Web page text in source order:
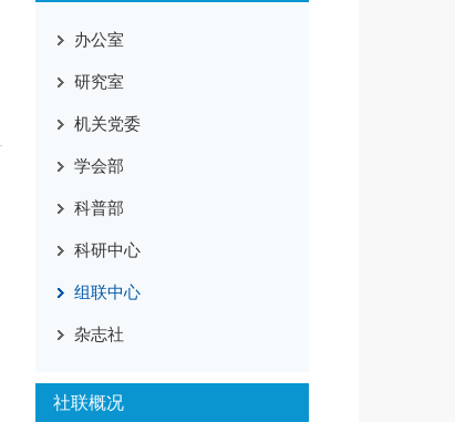
办公室
研究室
机关党委
学会部
科普部
科研中心
组联中心
杂志社
社联概况